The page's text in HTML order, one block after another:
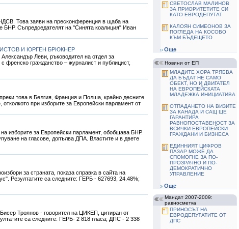
Това заяви на пресконференция в щаба на
БНР. Съпредседателят на "Синята коалиция" Иван
И ЮРГЕН БРЮКНЕР
Леви, ръководител на отдел за
френско гражданство – журналист и публицист,
това в Белгия, Франция и Полша, крайно десните
при изборите за Европейски парламент от
изборите за Европейски парламент, обобщава БНР.
на гласове, допълва ДПА. Властите и в двете
за страната, показа справка в сайта на
Резултатите са следните: ГЕРБ - 627693, 24.48%;
Троянов - говорител на ЦИКЕП, цитиран от
са следните: ГЕРБ- 2 818 гласа; ДПС - 2 338
СВЕТОСЛАВ МАЛИНОВ
ЗА ПРИОРИТЕТИТЕ СИ
КАТО ЕВРОДЕПУТАТ
КАЛОЯН СИМЕОНОВ ЗА
ПОГЛЕДА НА КОСОВО
КЪМ БЪДЕЩЕТО
Още
Новини от ЕП
МЛАДИТЕ ХОРА ТРЯБВА
ДА БЪДАТ НЕ САМО
ОБЕКТ, НО И ДВИГАТЕЛ
НА ЕВРОПЕЙСКАТА
МЛАДЕЖКА ИНИЦИАТИВА
ОТПАДАНЕТО НА ВИЗИТЕ
ЗА КАНАДА И САЩ ЩЕ
ГАРАНТИРА
РАВНОПОСТАВЕНОСТ ЗА
ВСИЧКИ ЕВРОПЕЙСКИ
ГРАЖДАНИ И БИЗНЕСА
ЕДИННИЯТ ЦИФРОВ
ПАЗАР МОЖЕ ДА
СПОМОГНЕ ЗА ПО-
ПРОЗРАЧНО И ПО-
ДЕМОКРАТИЧНО
УПРАВЛЕНИЕ
Още
Мандат 2007-2009:
равносметка
ПРИНОСЪТ НА
ЕВРОДЕПУТАТИТЕ ОТ
ДПС